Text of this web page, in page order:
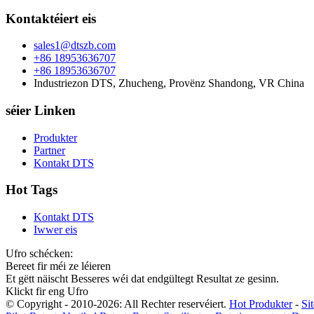
Kontaktéiert eis
sales1@dtszb.com
+86 18953636707
+86 18953636707
Industriezon DTS, Zhucheng, Provënz Shandong, VR China
séier Linken
Produkter
Partner
Kontakt DTS
Hot Tags
Kontakt DTS
Iwwer eis
Ufro schécken:
Bereet fir méi ze léieren
Et gëtt näischt Besseres wéi dat endgültegt Resultat ze gesinn.
Klickt fir eng Ufro
© Copyright - 2010-2026: All Rechter reservéiert. Hot Produkter-